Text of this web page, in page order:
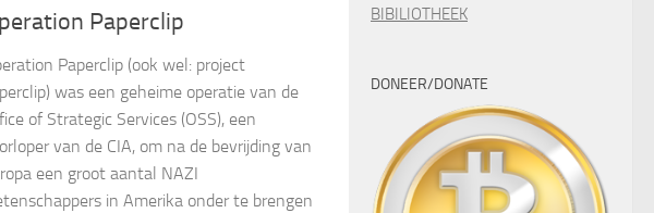
Paperclip
Paperclip (ook wel: project
was een geheime operatie van de
of Strategic Services (OSS), een
van de CIA, om na de bevrijding van
een groot aantal NAZI
in Amerika onder te brengen
BIBILIOTHEEK
DONEER/DONATE